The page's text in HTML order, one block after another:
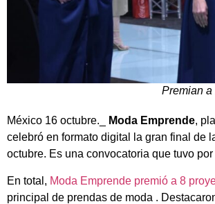
Premian a
México 16 octubre._ Moda Emprende,
celebró en formato digital la gran final de
octubre. Es una convocatoria que tuvo
En total, Moda Emprende premió a 8
principal de prendas de moda .